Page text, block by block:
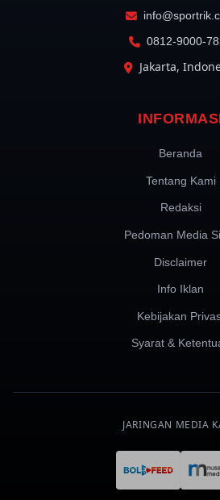
0812-9000-
Jakarta,
Beranda
Tentang Kami
Redaksi
Pedoman Media
Disclaimer
Info Iklan
Kebijakan
Syarat &
JARINGAN MEDIA